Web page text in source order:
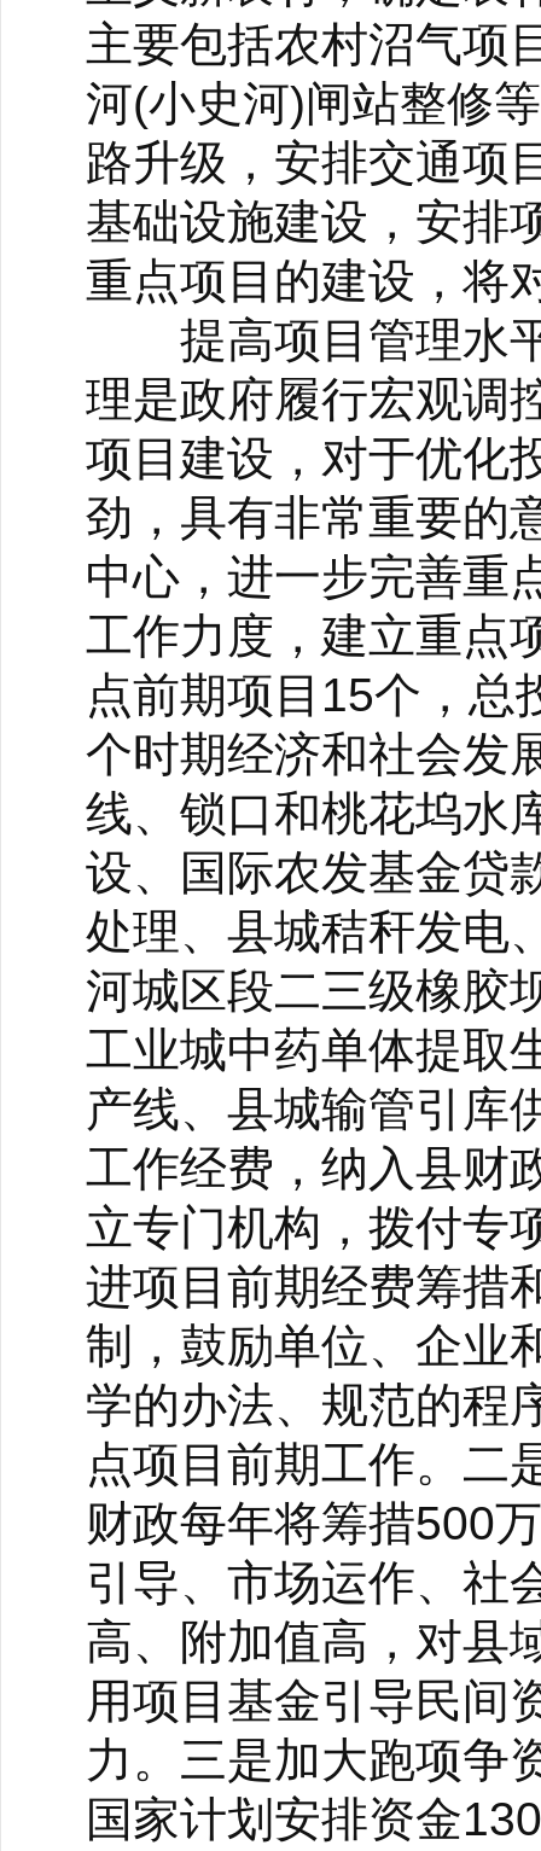
主要包括农村沼气项
河(小史河)闸站整修
路升级，安排交通项
基础设施建设，安排
重点项目的建设，将
提高项目管理水平
理是政府履行宏观调
项目建设，对于优化
劲，具有非常重要的
中心，进一步完善重
工作力度，建立重点
点前期项目15个，总
个时期经济和社会发
线、锁口和桃花坞水
设、国际农发基金贷
处理、县城秸秆发电
河城区段二三级橡胶
工业城中药单体提取
产线、县城输管引库
工作经费，纳入县财
立专门机构，拨付专
进项目前期经费筹措
制，鼓励单位、企业
学的办法、规范的程
点项目前期工作。二
财政每年将筹措500
引导、市场运作、社
高、附加值高，对县
用项目基金引导民间
力。三是加大跑项争
国家计划安排资金